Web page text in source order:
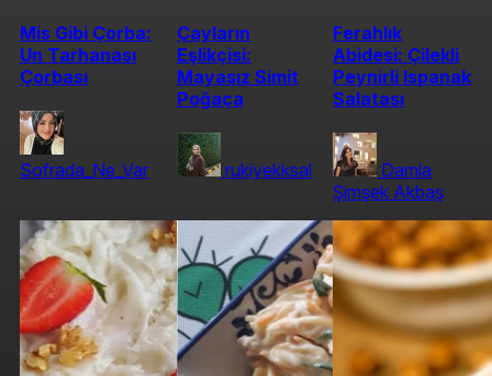
Mis Gibi Çorba:
Un Tarhanası
Çorbası
Sofrada_Ne_Var
Çayların
Eşlikçisi:
Mayasız Simit
Poğaça
rukiyekksal
Ferahlık
Abidesi: Çilekli
Peynirli Ispanak
Salatası
Damla
Şimşek Akbaş